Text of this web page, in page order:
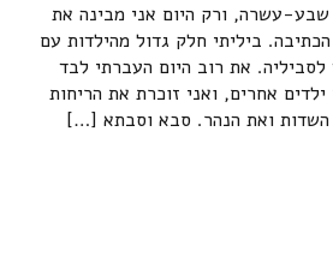
שבע-עשרה, ורק היום אני מבינה את
ביליתי חלק גדול מהילדות עם
את רוב היום העברתי לבד
אחרים, ואני זוכרת את הריחות
השדות ואת הנהר. סבא וסבתא […]